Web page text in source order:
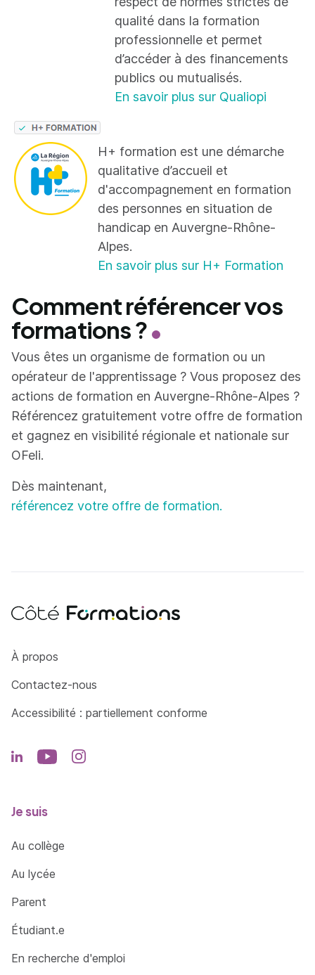
qualité dans la formation
professionnelle et permet
d’accéder à des financements
publics ou mutualisés.
En savoir plus sur Qualiopi
H+ formation est une démarche
qualitative d’accueil et
d'accompagnement en formation
des personnes en situation de
handicap en Auvergne-Rhône-
Alpes.
En savoir plus sur H+ Formation
Comment référencer vos
formations ?
Vous êtes un organisme de formation ou un
opérateur de l'apprentissage ? Vous proposez des
actions de formation en Auvergne-Rhône-Alpes ?
Référencez gratuitement votre offre de formation
et gagnez en visibilité régionale et nationale sur
OFeli.
Dès maintenant,
référencez votre offre de formation.
Côté Formations
À propos
Contactez-nous
Accessibilité : partiellement conforme
Je suis
Au collège
Au lycée
Parent
Étudiant.e
En recherche d'emploi